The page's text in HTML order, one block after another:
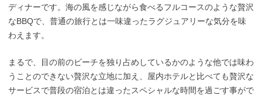
ディナーです。海の風を感じながら食べるフルコースのような贅沢
なBBQで、普通の旅行とは一味違ったラグジュアリーな気分を味
わえます。
まるで、目の前のビーチを独り占めしているかのような他では味わ
うことのできない贅沢な立地に加え、屋内ホテルと比べても贅沢な
サービスで普段の宿泊とは違ったスペシャルな時間を過ごす事がで